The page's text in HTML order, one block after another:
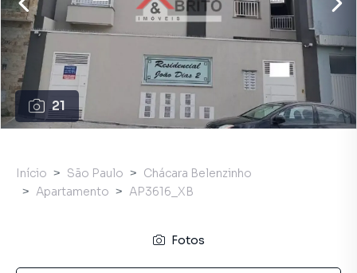
21
Início São Paulo
Chácara Belenzinho
Apartamento
AP3616_XB
Fotos